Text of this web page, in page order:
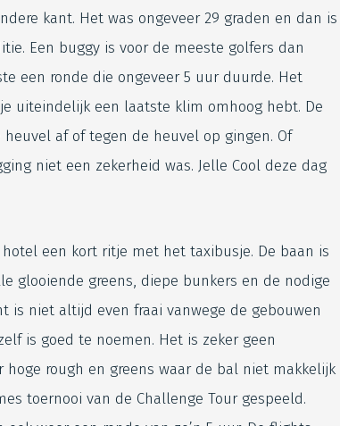
kant. Het was ongeveer 29 graden en dan is
Een buggy is voor de meeste golfers dan
een ronde die ongeveer 5 uur duurde. Het
uiteindelijk een laatste klim omhoog hebt. De
af of tegen de heuvel op gingen. Of
niet een zekerheid was. Jelle Cool deze dag
een kort ritje met het taxibusje. De baan is
glooiende greens, diepe bunkers en de nodige
is niet altijd even fraai vanwege de gebouwen
is goed te noemen. Het is zeker geen
rough en greens waar de bal niet makkelijk
toernooi van de Challenge Tour gespeeld.